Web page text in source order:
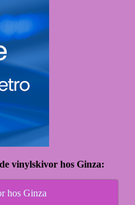
vinylskivor hos Ginza:
hos Ginza